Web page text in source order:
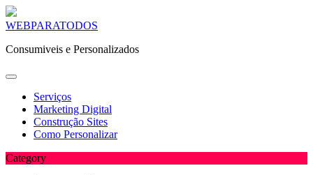
Skip
content
WEBPARATODOS
Consumiveis e Personalizados
Serviços
Marketing Digital
Construção Sites
Como Personalizar
Category